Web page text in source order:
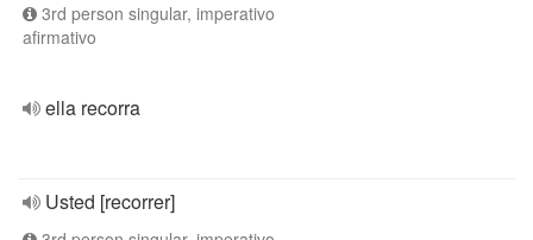
3rd person singular, imperativo
afirmativo
ella recorra
Usted [recorrer]